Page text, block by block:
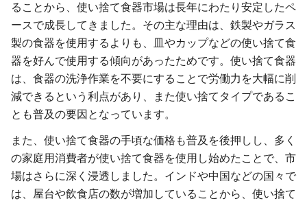
ることから、使い捨て食器市場は長年にわたり安定したペ
ースで成長してきました。その主な理由は、鉄製やガラス
製の食器を使用するよりも、皿やカップなどの使い捨て食
器を好んで使用する傾向があったためです。使い捨て食器
は、食器の洗浄作業を不要にすることで労働力を大幅に削
減できるという利点があり、また使い捨てタイプであるこ
とも普及の要因となっています。
また、使い捨て食器の手頃な価格も普及を後押しし、多く
の家庭用消費者が使い捨て食器を使用し始めたことで、市
場はさらに深く浸透しました。インドや中国などの国々で
は、屋台や飲食店の数が増加していることから、使い捨て